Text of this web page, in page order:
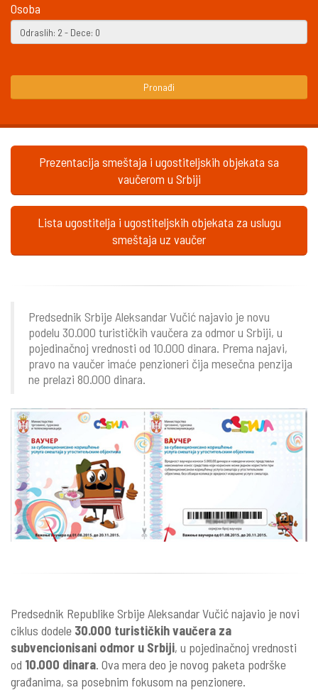
Osoba
Pronađi
Prezentacija smeštaja i ugostiteljskih objekata sa
vaučerom u Srbiji
Lista ugostitelja i ugostiteljskih objekata za uslugu
smeštaja uz vaučer
Predsednik Srbije Aleksandar Vučić najavio je novu
podelu 30.000 turističkih vaučera za odmor u Srbiji, u
pojedinačnoj vrednosti od 10.000 dinara. Prema najavi,
pravo na vaučer imaće penzioneri čija mesečna penzija
ne prelazi 80.000 dinara.
Predsednik Republike Srbije Aleksandar Vučić najavio je novi
ciklus dodele 30.000 turističkih vaučera za
subvencionisani odmor u Srbiji, u pojedinačnoj vrednosti
od 10.000 dinara. Ova mera deo je novog paketa podrške
građanima, sa posebnim fokusom na penzionere.